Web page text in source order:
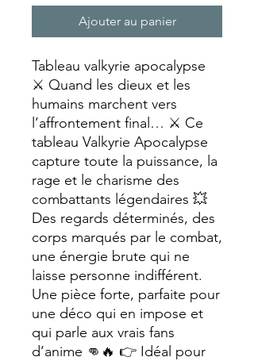
Ajouter au panier
Tableau valkyrie apocalypse
⚔️ Quand les dieux et les
humains marchent vers
l’affrontement final… ⚔️ Ce
tableau Valkyrie Apocalypse
capture toute la puissance, la
rage et le charisme des
combattants légendaires 💥
Des regards déterminés, des
corps marqués par le combat,
une énergie brute qui ne
laisse personne indifférent.
Une pièce forte, parfaite pour
une déco qui en impose et
qui parle aux vrais fans
d’anime 👊🔥 👉 Idéal pour